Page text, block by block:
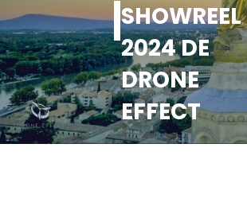
SHOWREEL
2024 DE
DRONE
EFFECT